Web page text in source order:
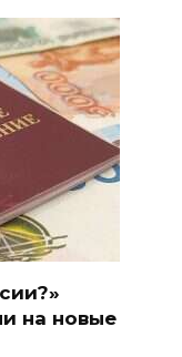
на новые